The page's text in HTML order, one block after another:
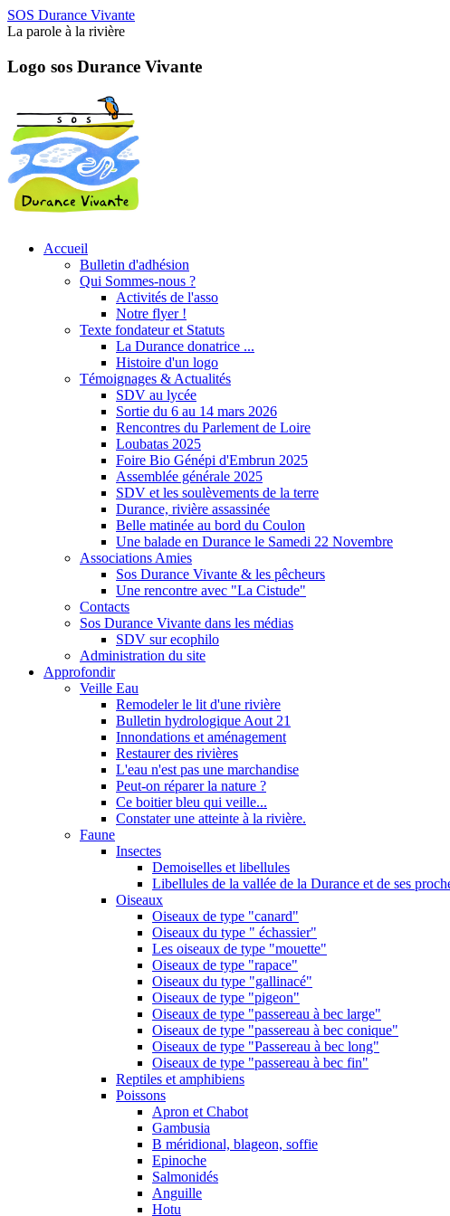
SOS Durance Vivante
La parole à la rivière
Logo sos Durance Vivante
Accueil
Bulletin d'adhésion
Qui Sommes-nous ?
Activités de l'asso
Notre flyer !
Texte fondateur et Statuts
La Durance donatrice ...
Histoire d'un logo
Témoignages & Actualités
SDV au lycée
Sortie du 6 au 14 mars 2026
Rencontres du Parlement de Loire
Loubatas 2025
Foire Bio Génépi d'Embrun 2025
Assemblée générale 2025
SDV et les soulèvements de la terre
Durance, rivière assassinée
Belle matinée au bord du Coulon
Une balade en Durance le Samedi 22 Novembre
Associations Amies
Sos Durance Vivante & les pêcheurs
Une rencontre avec "La Cistude"
Contacts
Sos Durance Vivante dans les médias
SDV sur ecophilo
Administration du site
Approfondir
Veille Eau
Remodeler le lit d'une rivière
Bulletin hydrologique Aout 21
Innondations et aménagement
Restaurer des rivières
L'eau n'est pas une marchandise
Peut-on réparer la nature ?
Ce boitier bleu qui veille...
Constater une atteinte à la rivière.
Faune
Insectes
Demoiselles et libellules
Libellules de la vallée de la Durance et de ses
Oiseaux
Oiseaux de type "canard"
Oiseaux du type " échassier"
Les oiseaux de type "mouette"
Oiseaux de type "rapace"
Oiseaux du type "gallinacé"
Oiseaux de type "pigeon"
Oiseaux de type "passereau à bec large"
Oiseaux de type "passereau à bec conique"
Oiseaux de type "Passereau à bec long"
Oiseaux de type "passereau à bec fin"
Reptiles et amphibiens
Poissons
Apron et Chabot
Gambusia
B méridional, blageon, soffie
Epinoche
Salmonidés
Anguille
Hotu